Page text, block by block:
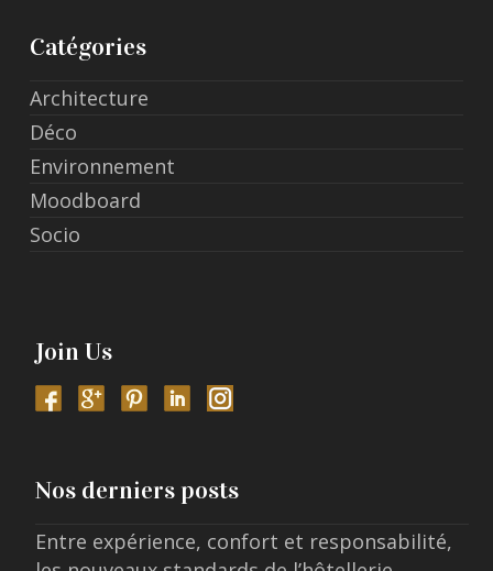
Catégories
Architecture
Déco
Environnement
Moodboard
Socio
Join Us
Nos derniers posts
Entre expérience, confort et responsabilité,